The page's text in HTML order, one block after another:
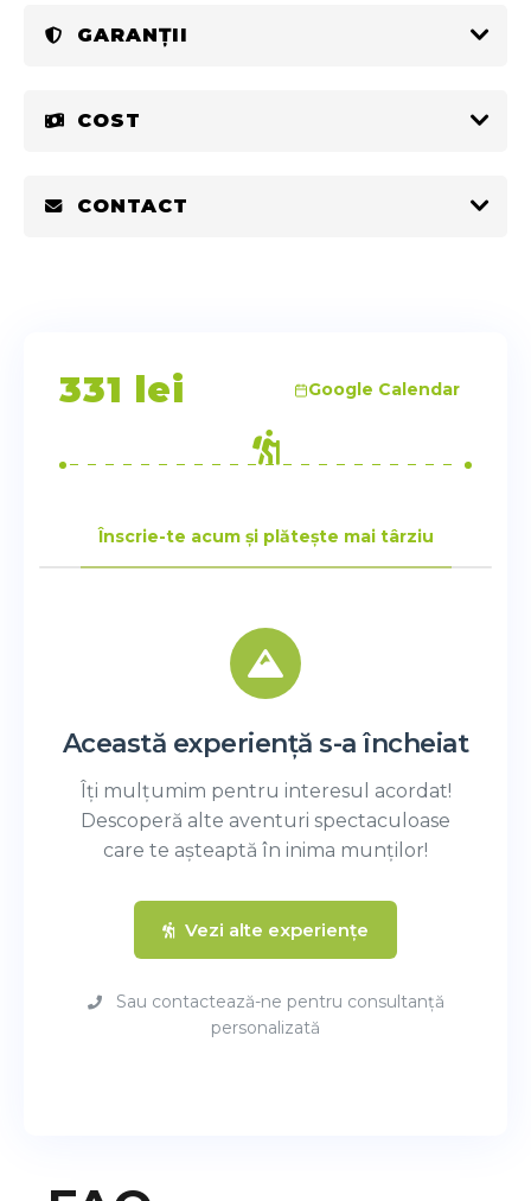
GARANȚII
COST
CONTACT
331 lei Google Calendar
Înscrie-te acum și plătește mai târziu
Această experiență s-a încheiat
Îți mulțumim pentru interesul acordat!
Descoperă alte aventuri spectaculoase
care te așteaptă în inima munților!
Vezi alte experiențe
Sau contactează-ne pentru consultanță
personalizată